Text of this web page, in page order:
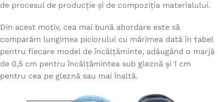
de procesul de producție și de compoziția materialului.
Din acest motiv, cea mai bună abordare este să
comparăm lungimea piciorului cu mărimea dată în tabel
pentru fiecare model de încălțăminte, adăugând o marjă
de 0,5 cm pentru încălțămintea sub gleznă și 1 cm
pentru cea pe gleznă sau mai înaltă.